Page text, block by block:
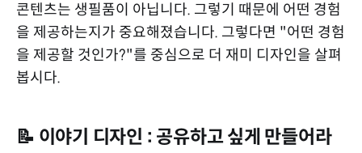
콘텐츠는 생필품이 아닙니다. 그렇기 때문에 어떤 경험
을 제공하는지가 중요해졌습니다. 그렇다면 "어떤 경험
을 제공할 것인가?"를 중심으로 더 재미 디자인을 살펴
봅시다.
📝 이야기 디자인 : 공유하고 싶게 만들어라